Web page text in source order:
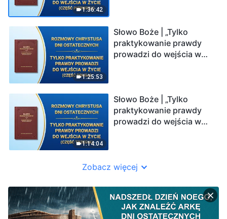
1:36:42
1:25:53
Słowo Boże | „Tylko
praktykowanie prawdy
prowadzi do wejścia w
1:14:04
Słowo Boże | „Tylko
praktykowanie prawdy
prowadzi do wejścia w
Zobacz więcej